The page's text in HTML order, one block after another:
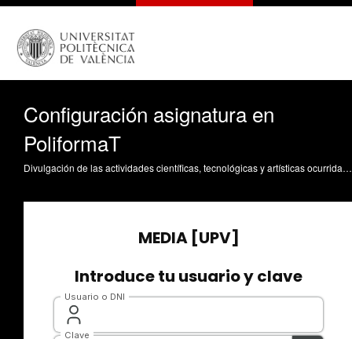
Configuración asignatura en
PoliformaT
Divulgación de las actividades científicas, tecnológicas y artísticas ocurridas en los tres campus de la UPV